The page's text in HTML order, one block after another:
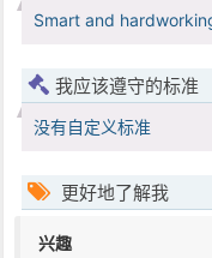
Smart and
我应该遵守的标准
没有自定义标准
更好地了解我
兴趣